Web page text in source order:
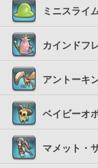
ミニスライ
カインドフ
アントーキ
ベイビーオ
マメット・